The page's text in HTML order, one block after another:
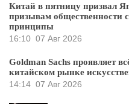
Китай в пятницу призвал
призывам общественности
принципы
16:10 07 Авг 2026
Goldman Sachs проявляет
китайском рынке
14:14 07 Авг 2026